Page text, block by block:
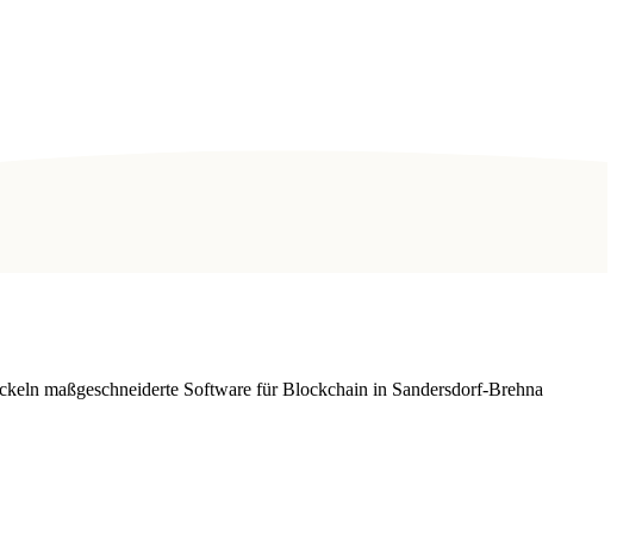
maßgeschneiderte Software für Blockchain in Sandersdorf-Brehna